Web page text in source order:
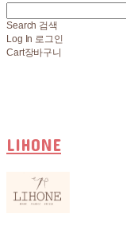
Search 검색
Log In 로그인
Cart장바구니
LIHONE